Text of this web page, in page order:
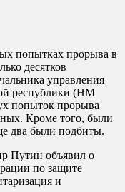
попытках прорыва в
десятков
управления
республики (НМ
попыток прорыва
Кроме того, были
два были подбиты.
Путин объявил о
по защите
и